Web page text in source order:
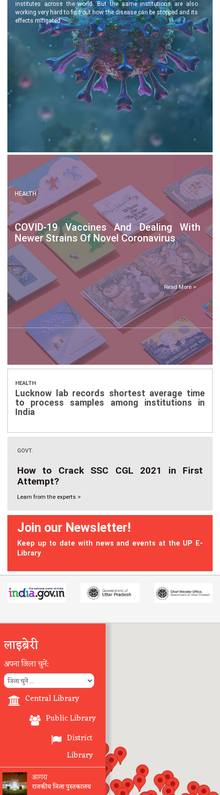
institutes across the world. But the same institutions are also
working very hard to find out how the disease can be stopped and its
effects mitigated.
HEALTH
COVID-19 Vaccines And Dealing With
Newer Strains Of Novel Coronavirus
Read More >
HEALTH
Lucknow lab records shortest average time
to process samples among institutions in
India
GOVT.
How to Crack SSC CGL 2021 in First
Attempt?
Learn from the experts >
Join our Newsletter!
Keep up to date with news and events at the UP E-
Library
लाइब्रेरी
अपना जिला चुनें:
Central Library
Public Library
District
Library
आगरा
राजकीय जिला पुस्तकालय